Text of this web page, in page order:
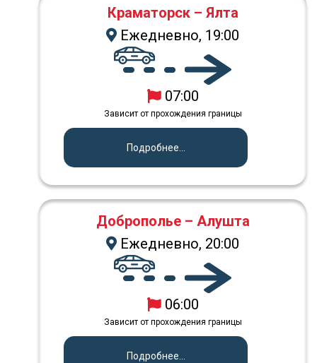
Краматорск – Ялта
Ежедневно, 19:00
07:00
Зависит от прохождения границы
Подробнее...
Доброполье – Алушта
Ежедневно, 20:00
06:00
Зависит от прохождения границы
Подробнее...